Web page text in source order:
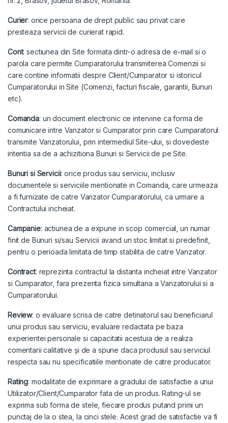
Curier: orice persoana de drept public sau privat care
presteaza servicii de curierat rapid.
Cont: sectiunea din Site formata dintr-o adresa de e-mail si o
parola care permite Cumparatorului transmiterea Comenzii si
care contine informatii despre Client/Cumparator si istoricul
Cumparatorului in Site (Comenzi, facturi fiscale, garantii, Bunuri
etc).
Comanda: un document electronic ce intervine ca forma de
comunicare intre Vanzator si Cumparator prin care Cumparatorul
transmite Vanzatorului, prin intermediul Site-ului, si dovedeste
intentia sa de a achizitiona Bunuri si Servicii de pe Site.
Bunuri si Servicii: orice produs sau serviciu, inclusiv
documentele si serviciile mentionate in Comanda, care urmeaza
a fi furnizate de catre Vanzator Cumparatorului, ca urmare a
Contractului incheiat.
Campanie: actiunea de a expune in scop comercial, un numar
finit de Bunuri si/sau Servicii avand un stoc limitat si predefinit,
pentru o perioada limitata de timp stabilita de catre Vanzator.
Contract: reprezinta contractul la distanta incheiat intre Vanzator
si Cumparator, fara prezenta fizica simultana a Vanzatorului si a
Cumparatorului.
Review: o evaluare scrisa de catre detinatorul sau beneficiarul
unui produs sau serviciu, evaluare redactata pe baza
experientei personale si capacitatii acestuia de a realiza
comentarii calitative și de a spune daca produsul sau serviciul
respecta sau nu specificatiile mentionate de catre producator.
Rating: modalitate de exprimare a gradului de satisfactie a unui
Utilizator/Client/Cumparator fata de un produs. Rating-ul se
exprima sub forma de stele, fiecare produs putand primi un
punctaj de la o stea, la cinci stele. Acest grad de satisfactie va fi